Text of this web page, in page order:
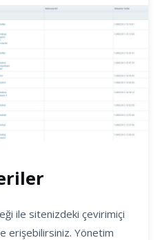
ile sitenizdeki çevirimiçi
erişebilirsiniz. Yönetim